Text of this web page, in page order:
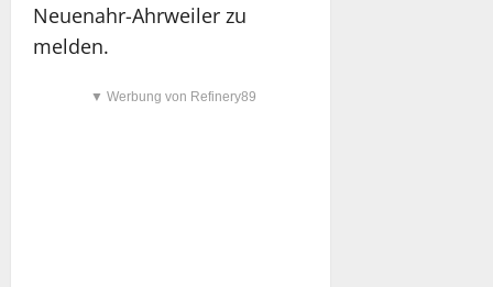
Neuenahr-Ahrweiler zu
melden.
▼ Werbung von Refinery89